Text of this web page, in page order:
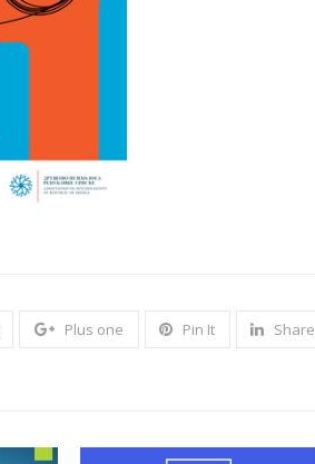
Plus one Pin It Share